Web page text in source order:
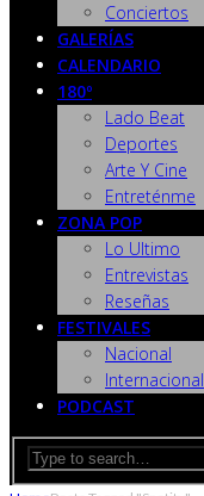
Conciertos
GALERÍAS
CALENDARIO
180º
Lado Beat
Deportes
Arte Y Cine
Entreténme
ZONA POP
Lo Ultimo
Entrevistas
Reseñas
FESTIVALES
Nacional
Internacional
PODCAST